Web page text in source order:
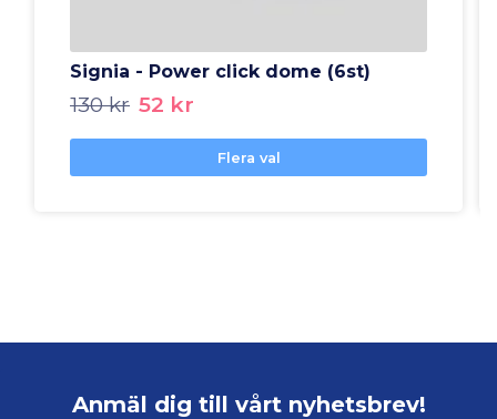
Signia - Power click dome (6st)
130 kr 52 kr
Flera val
Anmäl dig till vårt nyhetsbrev!